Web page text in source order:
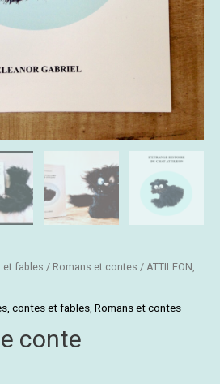
et fables / Romans et contes / ATTILEON,
contes et fables Romans et contes
conte